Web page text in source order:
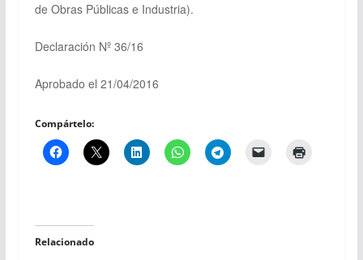
de Obras Públicas e Industria).
Declaración Nº 36/16
Aprobado el 21/04/2016
Compártelo:
Relacionado